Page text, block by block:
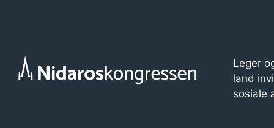
Leger
land
sosiale